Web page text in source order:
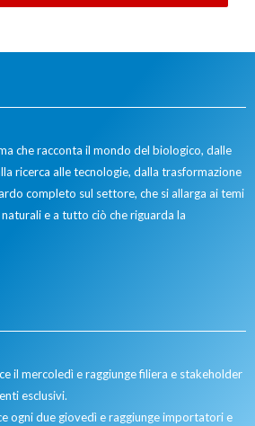
che racconta il mondo del biologico, dalle
ricerca alle tecnologie, dalla trasformazione
completo sul settore, che si allarga ai temi
e a tutto ciò che riguarda la
il mercoledì e raggiunge filiera e stakeholder
esclusivi.
ogni due giovedì e raggiunge importatori e